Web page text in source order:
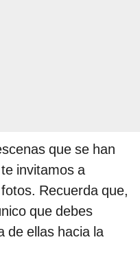
que se han
invitamos a
Recuerda que,
que debes
de ellas hacia la